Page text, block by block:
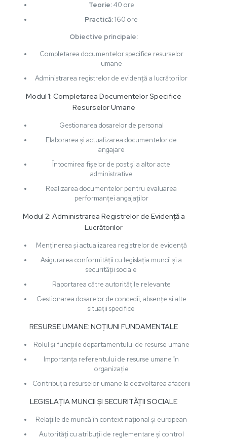
Teorie:40 ore
Practică:160 ore
Obiective principale:
Completarea documentelor specifice resurselor
umane
Administrarea registrelor de evidență a lucrătorilor
Modul 1: Completarea Documentelor Specifice
Resurselor Umane
Gestionarea dosarelor de personal
Elaborarea și actualizarea documentelor de
angajare
Întocmirea fișelor de post și a altor acte
administrative
Realizarea documentelor pentru evaluarea
performanței angajaților
Modul 2: Administrarea Registrelor de Evidență a
Lucrătorilor
Menținerea și actualizarea registrelor de evidență
Asigurarea conformității cu legislația muncii și a
securității sociale
Raportarea către autoritățile relevante
Gestionarea dosarelor de concedii, absențe și alte
situații specifice
RESURSE UMANE: NOȚIUNI FUNDAMENTALE
Rolul și funcțiile departamentului de resurse umane
Importanța referentului de resurse umane în
organizație
Contribuția resurselor umane la dezvoltarea afacerii
LEGISLAȚIA MUNCII ȘI SECURITĂȚII SOCIALE
Relațiile de muncă în context național și european
Autorități cu atribuții de reglementare și control